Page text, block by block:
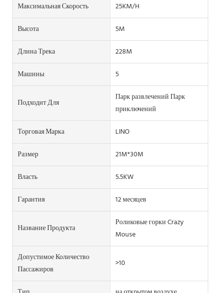
Максимальная Скорость
25KM/H
Высота
5M
Длина Трека
228M
Машины
5
Подходит Для
Парк развлечений Парк
приключений
Торговая Марка
LINO
Размер
21M*30M
Власть
5.5KW
Гарантия
12 месяцев
Название Продукта
Роликовые горки Crazy
Mouse
Допустимое Количество
Пассажиров
>10